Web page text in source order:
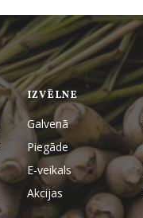
IZVĒLNE
Galvenā
Piegāde
E-veikals
Akcijas